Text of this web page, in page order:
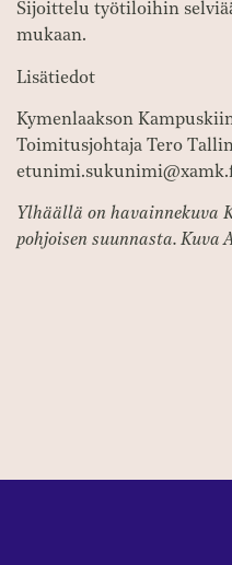
Sijoittelu työtiloihin
mukaan.
Lisätiedot
Kymenlaakson
Toimitusjohtaja Tero
Ylhäällä on havainnekuva
pohjoisen suunnasta. Kuva